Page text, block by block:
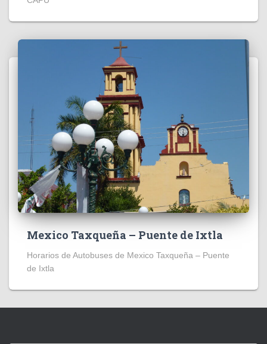
Mexico Taxqueña – Puente de Ixtla
Horarios de Autobuses de Mexico Taxqueña – Puente
de Ixtla